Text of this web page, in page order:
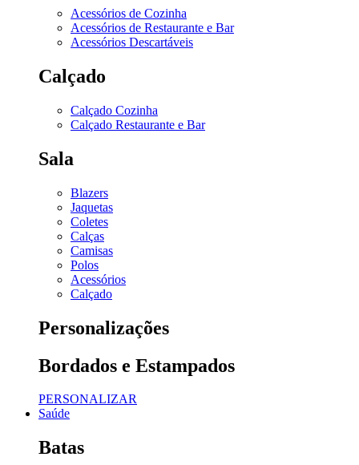
Acessórios de Cozinha
Acessórios de Restaurante e Bar
Acessórios Descartáveis
Calçado
Calçado Cozinha
Calçado Restaurante e Bar
Sala
Blazers
Jaquetas
Coletes
Calças
Camisas
Polos
Acessórios
Calçado
Personalizações
Bordados e Estampados
PERSONALIZAR
Saúde
Batas